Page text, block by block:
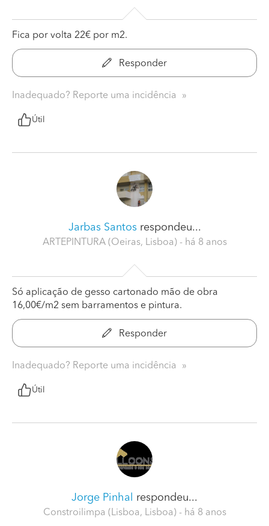
Fica por volta 22€ por m2.
Responder
Inadequado? Reporte uma incidência
Útil
Jarbas Santosrespondeu...
ARTEPINTURA (Oeiras, Lisboa) - há 8 anos
Só aplicação de gesso cartonado mão de obra
16,00€/m2 sem barramentos e pintura.
Responder
Inadequado? Reporte uma incidência
Útil
Jorge Pinhal respondeu...
Constroilimpa (Lisboa, Lisboa) - há 8 anos